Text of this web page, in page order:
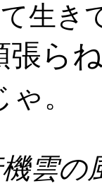
生き
張ら
ゃ 。
の風